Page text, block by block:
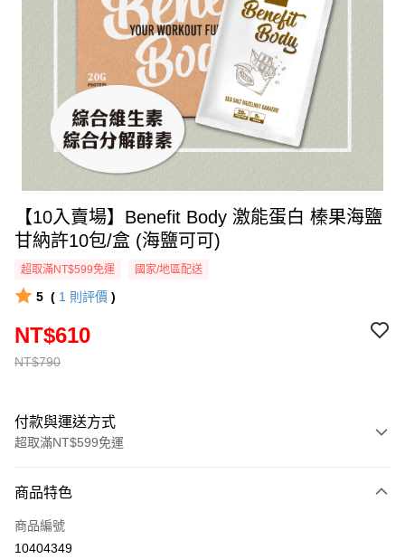
【10入賣場】Benefit Body 激能蛋白 榛果海鹽
甘納許10包/盒 (海鹽可可)
超取滿NT$599免運 國家/地區配送
5 ( 1 則評價 )
NT$790
NT$610
付款與運送方式
超取滿NT$599免運
信用卡一次付款
超商取貨付款
商品特色
商品編號
10404349